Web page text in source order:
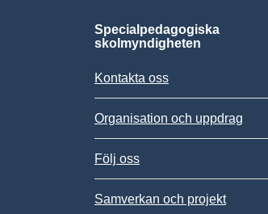
Specialpedagogiska
skolmyndigheten
Kontakta oss
Organisation och uppdrag
Följ oss
Samverkan och projekt